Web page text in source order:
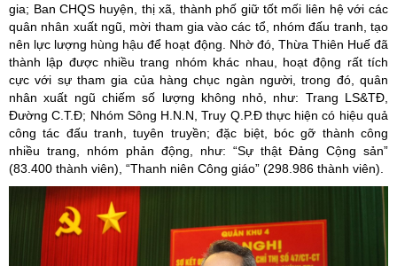
gia; Ban CHQS huyện, thị xã, thành phố giữ tốt mối liên hệ với các
quân nhân xuất ngũ, mời tham gia vào các tổ, nhóm đấu tranh, tạo
nên lực lượng hùng hậu để hoạt động. Nhờ đó, Thừa Thiên Huế đã
thành lập được nhiều trang nhóm khác nhau, hoạt động rất tích
cực với sự tham gia của hàng chục ngàn người, trong đó, quân
nhân xuất ngũ chiếm số lượng không nhỏ, như: Trang LS&TĐ,
Đường C.T.Đ; Nhóm Sông H.N.N, Truy Q.P.Đ thực hiện có hiệu quả
công tác đấu tranh, tuyên truyền; đặc biệt, bóc gỡ thành công
nhiều trang, nhóm phản động, như: “Sự thật Đảng Cộng sản”
(83.400 thành viên), “Thanh niên Công giáo” (298.986 thành viên).